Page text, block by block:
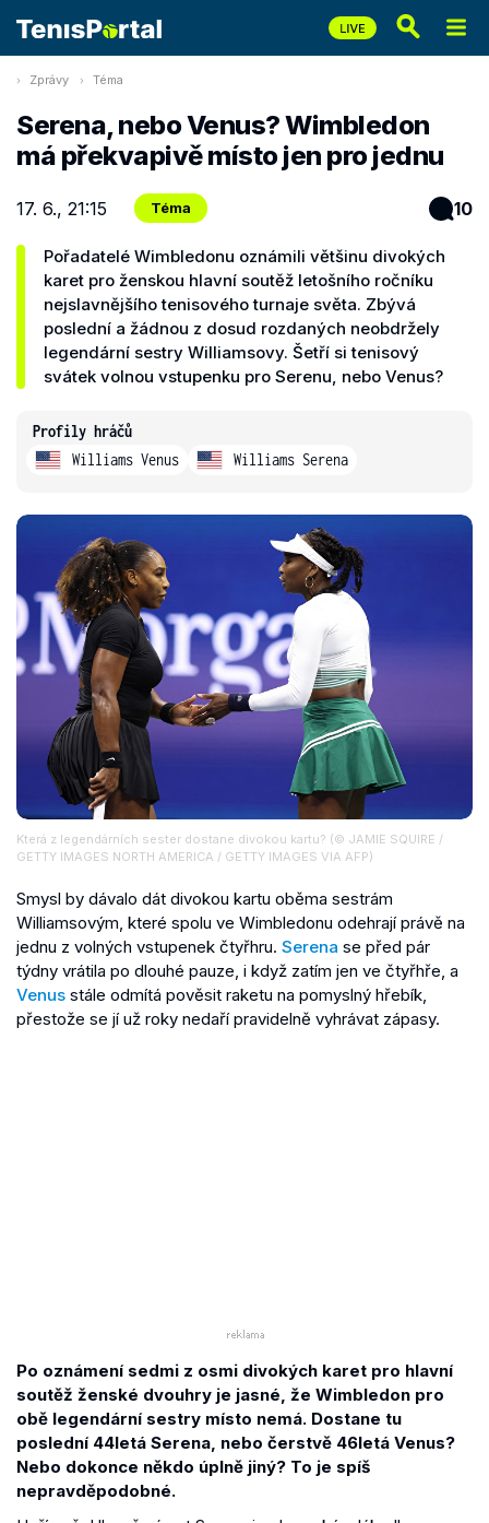
Zprávy Téma
Serena, nebo Venus? Wimbledon
má překvapivě místo jen pro jednu
17. 6., 21:15 Téma 10
Pořadatelé Wimbledonu oznámili většinu divokých
karet pro ženskou hlavní soutěž letošního ročníku
nejslavnějšího tenisového turnaje světa. Zbývá
poslední a žádnou z dosud rozdaných neobdržely
legendární sestry Williamsovy. Šetří si tenisový
svátek volnou vstupenku pro Serenu, nebo Venus?
Profily hráčů
Williams Venus
Williams Serena
Která z legendárních sester dostane divokou kartu? (© JAMIE SQUIRE /
GETTY IMAGES NORTH AMERICA / GETTY IMAGES VIA AFP)
Smysl by dávalo dát divokou kartu oběma sestrám
Williamsovým, které spolu ve Wimbledonu odehrají právě na
jednu z volných vstupenek čtyřhru. Serena se před pár
týdny vrátila po dlouhé pauze, i když zatím jen ve čtyřhře, a
Venus stále odmítá pověsit raketu na pomyslný hřebík,
přestože se jí už roky nedaří pravidelně vyhrávat zápasy.
Po oznámení sedmi z osmi divokých karet pro hlavní
soutěž ženské dvouhry je jasné, že Wimbledon pro
obě legendární sestry místo nemá. Dostane tu
poslední 44letá Serena, nebo čerstvě 46letá Venus?
Nebo dokonce někdo úplně jiný? To je spíš
nepravděpodobné.